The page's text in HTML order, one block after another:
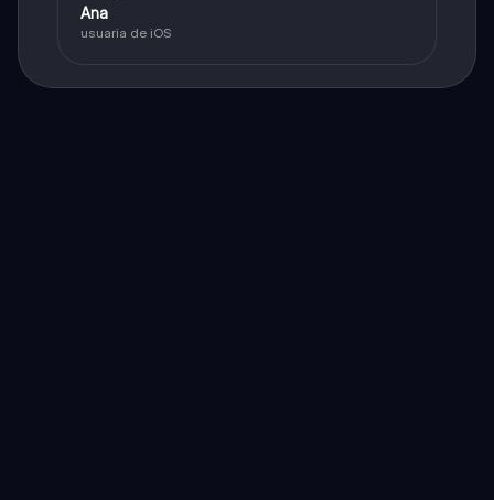
Ana
usuaria de iOS